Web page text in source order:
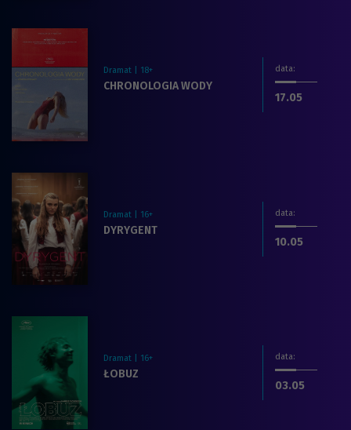
Dramat | 18+
Zobacz więcej na temat filmu:
CHRONOLOGIA WODY
data:
dnia
17.05.2026
Dramat | 16+
Zobacz więcej na temat filmu:
DYRYGENT
data:
dnia
10.05.2026
Dramat | 16+
Zobacz więcej na temat filmu:
ŁOBUZ
data:
dnia
03.05.2026